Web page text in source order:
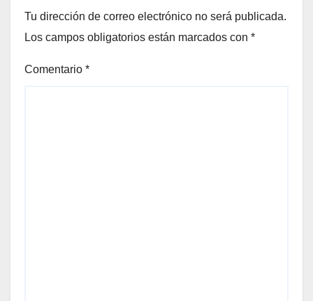
Tu dirección de correo electrónico no será publicada.
Los campos obligatorios están marcados con *
Comentario *